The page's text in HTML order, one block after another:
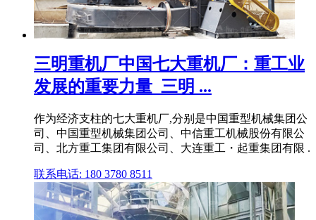
三明重机厂中国七大重机厂：重工业
发展的重要力量_三明 ...
作为经济支柱的七大重机厂,分别是中国重型机械集团公
司、中国重型机械集团公司、中信重工机械股份有限公
司、北方重工集团有限公司、大连重工・起重集团有限 .
联系电话: 180 3780 8511